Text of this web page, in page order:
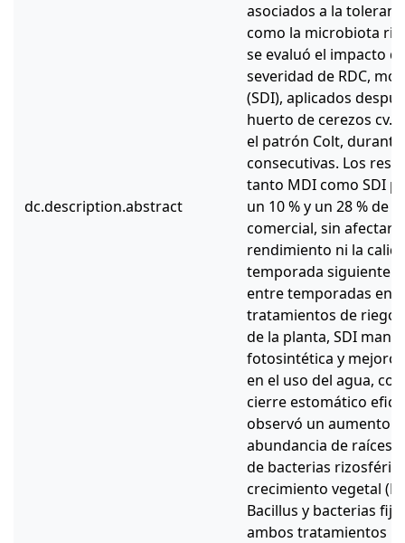
dc.description.abstract
asociados a la
como la microbiota
se evaluó el impacto
severidad de RDC,
(SDI), aplicados
huerto de cerezos cv.
el patrón Colt,
consecutivas. Los
tanto MDI como SDI
un 10 % y un 28 % de
comercial, sin afectar
rendimiento ni la
temporada siguiente.
entre temporadas en
tratamientos de riego
de la planta, SDI
fotosintética y mejoró
en el uso del agua,
cierre estomático
observó un aumento
abundancia de raíces
de bacterias
crecimiento vegetal
Bacillus y bacterias
ambos tratamientos